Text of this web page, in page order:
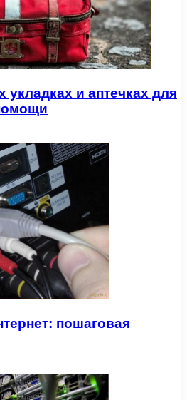
укладках и аптечках для
пошаговая